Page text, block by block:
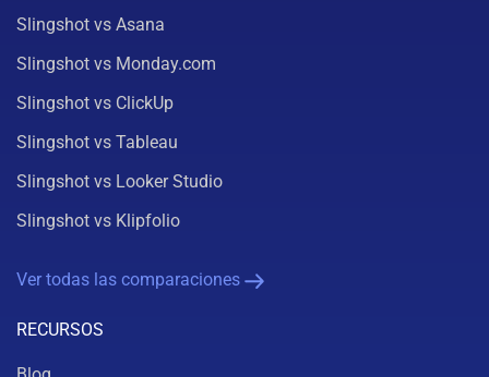
Slingshot vs Asana
Slingshot vs Monday.com
Slingshot vs ClickUp
Slingshot vs Tableau
Slingshot vs Looker Studio
Slingshot vs Klipfolio
Ver todas las comparaciones
RECURSOS